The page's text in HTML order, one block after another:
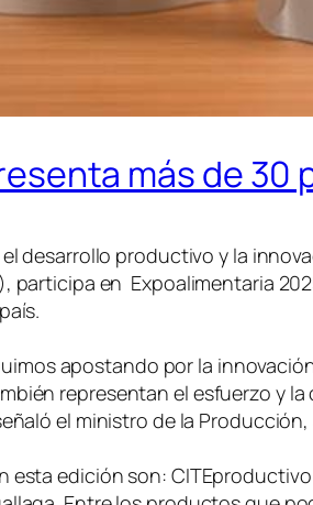
más de
desarrollo productivo y la
participa en Expoalimentaria
apostando por la
representan el esfuerzo y
el ministro de la
esta edición son: